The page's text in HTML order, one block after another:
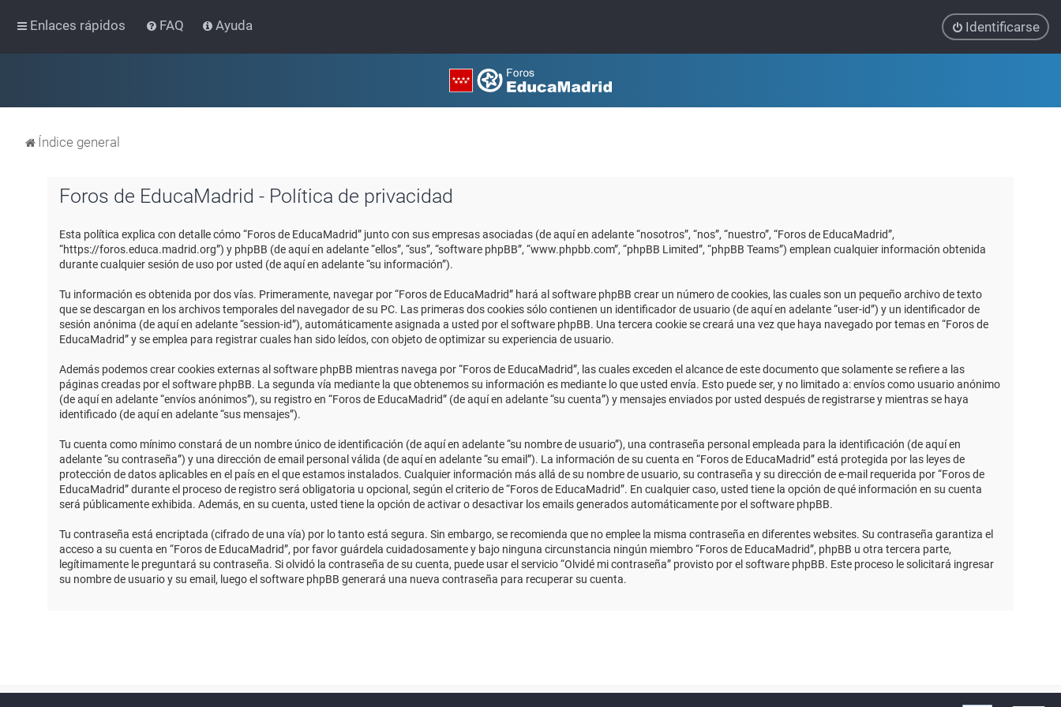
Enlaces rápidos FAQ Ayuda Identificarse
Índice general
Foros de EducaMadrid - Política de privacidad
Esta política explica con detalle cómo “Foros de EducaMadrid” junto con sus empresas asociadas (de aquí en adelante “nosotros”, “nos”, “nuestro”, “Foros de EducaMadrid”,
“https://foros.educa.madrid.org”) y phpBB (de aquí en adelante “ellos”, “sus”, “software phpBB”, “www.phpbb.com”, “phpBB Limited”, “phpBB Teams”) emplean cualquier información obtenida
durante cualquier sesión de uso por usted (de aquí en adelante “su información”).
Tu información es obtenida por dos vías. Primeramente, navegar por “Foros de EducaMadrid” hará al software phpBB crear un número de cookies, las cuales son un pequeño archivo de texto
que se descargan en los archivos temporales del navegador de su PC. Las primeras dos cookies sólo contienen un identificador de usuario (de aquí en adelante “user-id”) y un identificador de
sesión anónima (de aquí en adelante “session-id”), automáticamente asignada a usted por el software phpBB. Una tercera cookie se creará una vez que haya navegado por temas en “Foros de
EducaMadrid” y se emplea para registrar cuales han sido leídos, con objeto de optimizar su experiencia de usuario.
Además podemos crear cookies externas al software phpBB mientras navega por “Foros de EducaMadrid”, las cuales exceden el alcance de este documento que solamente se refiere a las
páginas creadas por el software phpBB. La segunda vía mediante la que obtenemos su información es mediante lo que usted envía. Esto puede ser, y no limitado a: envíos como usuario anónimo
(de aquí en adelante “envíos anónimos”), su registro en “Foros de EducaMadrid” (de aquí en adelante “su cuenta”) y mensajes enviados por usted después de registrarse y mientras se haya
identificado (de aquí en adelante “sus mensajes”).
Tu cuenta como mínimo constará de un nombre único de identificación (de aquí en adelante “su nombre de usuario”), una contraseña personal empleada para la identificación (de aquí en
adelante “su contraseña”) y una dirección de email personal válida (de aquí en adelante “su email”). La información de su cuenta en “Foros de EducaMadrid” está protegida por las leyes de
protección de datos aplicables en el país en el que estamos instalados. Cualquier información más allá de su nombre de usuario, su contraseña y su dirección de e-mail requerida por “Foros de
EducaMadrid” durante el proceso de registro será obligatoria u opcional, según el criterio de “Foros de EducaMadrid”. En cualquier caso, usted tiene la opción de qué información en su cuenta
será públicamente exhibida. Además, en su cuenta, usted tiene la opción de activar o desactivar los emails generados automáticamente por el software phpBB.
Tu contraseña está encriptada (cifrado de una vía) por lo tanto está segura. Sin embargo, se recomienda que no emplee la misma contraseña en diferentes websites. Su contraseña garantiza el
acceso a su cuenta en “Foros de EducaMadrid”, por favor guárdela cuidadosamente y bajo ninguna circunstancia ningún miembro “Foros de EducaMadrid”, phpBB u otra tercera parte,
legítimamente le preguntará su contraseña. Si olvidó la contraseña de su cuenta, puede usar el servicio “Olvidé mi contraseña” provisto por el software phpBB. Este proceso le solicitará ingresar
su nombre de usuario y su email, luego el software phpBB generará una nueva contraseña para recuperar su cuenta.